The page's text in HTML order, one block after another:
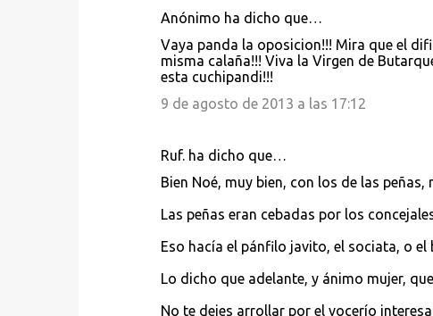
Anónimo ha dicho que…
Vaya panda la oposicion!!! Mira que el
misma calaña!!! Viva la Virgen de
esta cuchipandi!!!
9 de agosto de 2013 a las 17:12
Ruf. ha dicho que…
Bien Noé, muy bien, con los de las
Las peñas eran cebadas por los
Eso hacía el pánfilo javito, el sociata, o
Lo dicho que adelante, y ánimo mujer,
No te dejes arrollar por el vocerío